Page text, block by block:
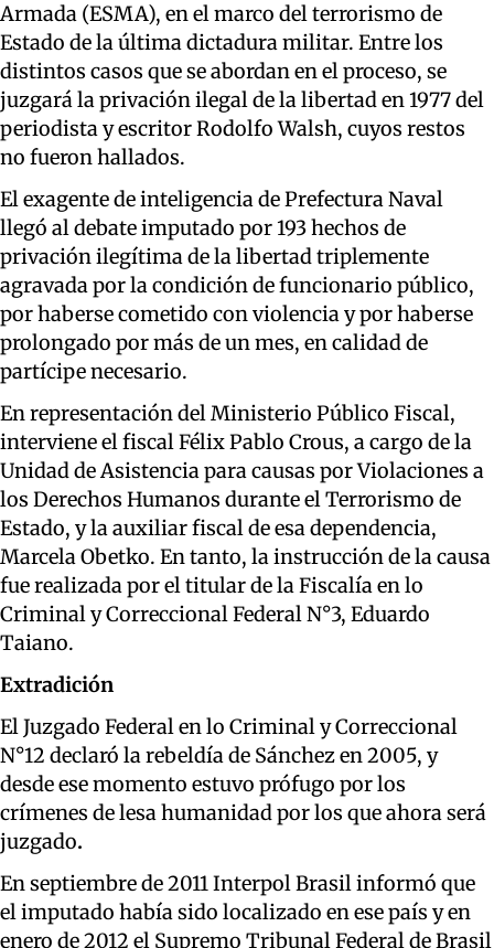
Armada (ESMA), en el marco del terrorismo de
Estado de la última dictadura militar. Entre los
distintos casos que se abordan en el proceso, se
juzgará la privación ilegal de la libertad en 1977 del
periodista y escritor Rodolfo Walsh, cuyos restos
no fueron hallados.
El exagente de inteligencia de Prefectura Naval
llegó al debate imputado por 193 hechos de
privación ilegítima de la libertad triplemente
agravada por la condición de funcionario público,
por haberse cometido con violencia y por haberse
prolongado por más de un mes, en calidad de
partícipe necesario.
En representación del Ministerio Público Fiscal,
interviene el fiscal Félix Pablo Crous, a cargo de la
Unidad de Asistencia para causas por Violaciones a
los Derechos Humanos durante el Terrorismo de
Estado, y la auxiliar fiscal de esa dependencia,
Marcela Obetko. En tanto, la instrucción de la causa
fue realizada por el titular de la Fiscalía en lo
Criminal y Correccional Federal N°3, Eduardo
Taiano.
Extradición
El Juzgado Federal en lo Criminal y Correccional
N°12 declaró la rebeldía de Sánchez en 2005, y
desde ese momento estuvo prófugo por los
crímenes de lesa humanidad por los que ahora será
juzgado.
En septiembre de 2011 Interpol Brasil informó que
el imputado había sido localizado en ese país y en
enero de 2012 el Supremo Tribunal Federal de Brasil